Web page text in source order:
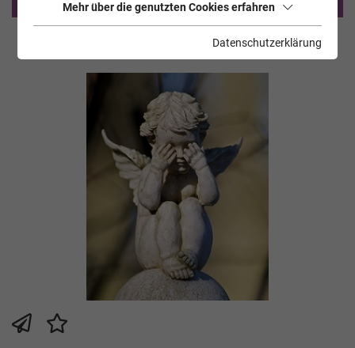
Mehr über die genutzten Cookies erfahren
Datenschutzerklärung